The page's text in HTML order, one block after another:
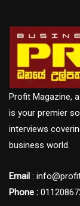
Profit Magazine,
is your premier
interviews
business world.
Email :
Phone :